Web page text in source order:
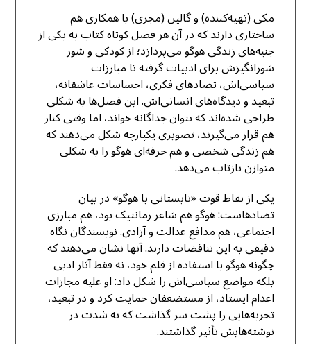
مکی (تهیه‌کننده) و گالین (مجری) با همکاری هم
ساختاری دارند که در آن هر فصل کوتاه کتاب به یکی از
جنبه‌های زندگی هوگو می‌پردازد؛ از کودکی و شور
شورانگیزش برای ادبیات گرفته تا مبارزات
سیاسی‌اش، تضادهای فکری، احساسات عاشقانه،
تبعید و دیدگاه‌های انسانی‌اش. این فصل‌ها به شکلی
طراحی شده‌اند که بتوان جداگانه خواند، اما وقتی کنار
هم قرار می‌گیرند، تصویری یکپارچه شکل می‌دهند که
هم زندگی شخصی و هم حرفه‌ای هوگو را به شکلی
متوازن بازتاب می‌دهد.
یکی از نقاط قوت «تابستانی با هوگو» در بیان
تضادهاست: هوگو هم شاعر رمانتیک بود، هم مبارزی
اجتماعی، هم مدافع عدالت و آزادی. نویسندگان نگاه
دقیقی به این تناقضات دارند. آنها نشان می‌دهند که
چگونه هوگو با استفاده از قلم خود، نه فقط آثار ادبی
بلکه مواضع سیاسی‌اش را شکل داد: او علیه مجازات
اعدام ایستاد، از مستضعفان حمایت کرد و در تبعید،
تجربه‌هایی را پشت سر گذاشت که به شدت در
نوشته‌هایش تأثیر گذاشتند.